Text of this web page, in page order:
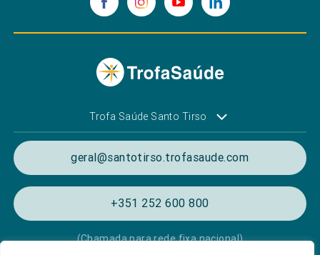
Trofa Saúde Santo Tirso
geral@santotirso.trofasaude.com
+351 252 600 800
(Chamada para rede fixa nacional)